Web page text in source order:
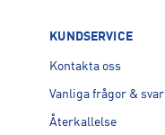
KUNDSERVICE
Kontakta oss
Vanliga frågor & svar
Återkallelse